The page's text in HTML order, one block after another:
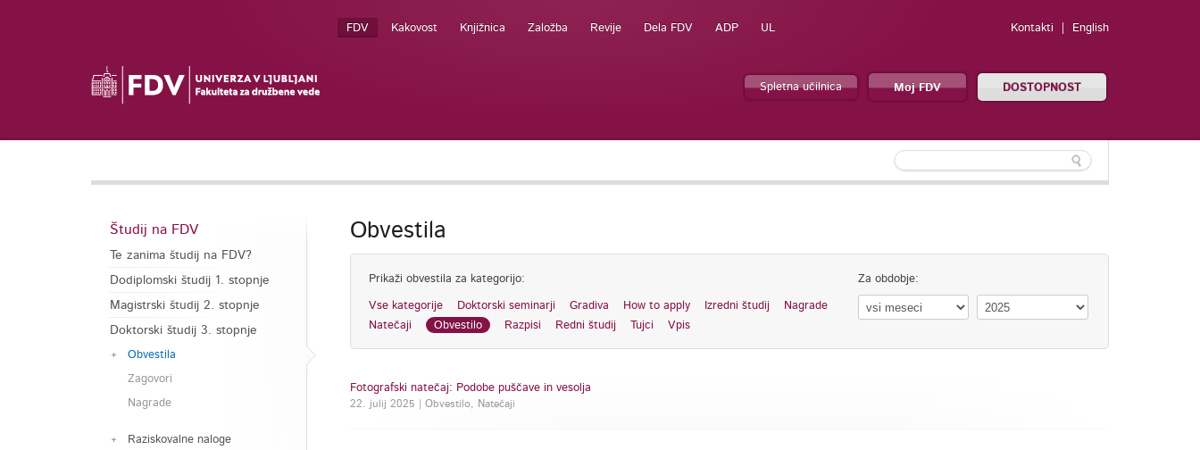
FDV Kakovost Knjižnica Založba Revije Dela FDV ADP UL Kontakti English
Spletna učilnica Moj FDV DOSTOPNOST
Študij na FDV
Te zanima študij na FDV?
Dodiplomski študij 1. stopnje
Magistrski študij 2. stopnje
Doktorski študij 3. stopnje
Obvestila
Zagovori
Nagrade
Raziskovalne naloge
Obvestila
Prikaži obvestila za kategorijo:
Vse kategorije Doktorski seminarji Gradiva How to apply Izredni študij
Nagrade
Natečaji
Obvestilo Razpisi Redni študij Tujci Vpis
Za obdobje:
Fotografski natečaj: Podobe puščave in vesolja
22. julij 2025 | Obvestilo, Natečaji